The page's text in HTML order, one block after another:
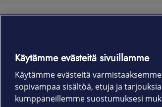
Tietoa Elisasta
Mitä teemme
Innovointi
Historia
Käytämme evästeitä sivuillamme
Käytämme evästeitä
sopivampaa sisältöä, etuja ja
kumppaneillemme suostumuksesi